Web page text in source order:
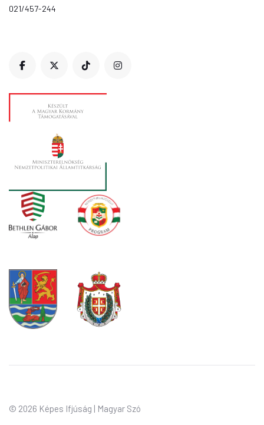
021/457-244
© 2026 Képes Ifjúság | Magyar Szó